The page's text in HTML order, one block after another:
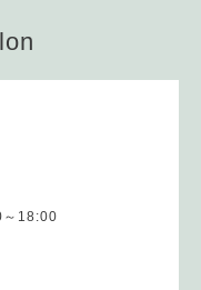
18:00